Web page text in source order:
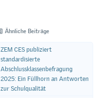
Ähnliche Beiträge
ZEM CES publiziert
standardisierte
Abschlussklassenbefragung
2025: Ein Füllhorn an Antworten
zur Schulqualität